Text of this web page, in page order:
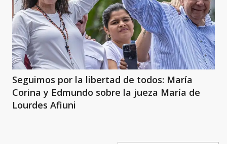
Seguimos por la libertad de todos: María
Corina y Edmundo sobre la jueza María de
Lourdes Afiuni